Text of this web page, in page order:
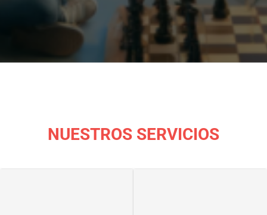
NUESTROS SERVICIOS